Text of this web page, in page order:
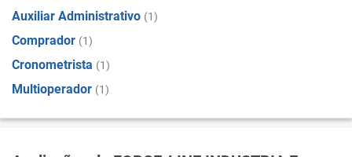
Auxiliar Administrativo (1)
Comprador (1)
Cronometrista (1)
Multioperador (1)